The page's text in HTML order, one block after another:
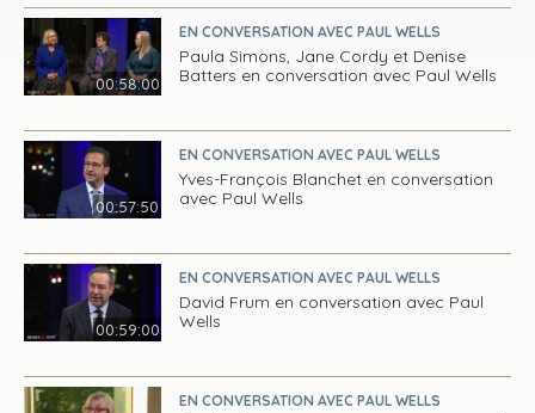
00:58:00
EN CONVERSATION AVEC PAUL WELLS
Paula Simons, Jane Cordy et Denise
Batters en conversation avec Paul Wells
00:57:50
EN CONVERSATION AVEC PAUL WELLS
Yves-François Blanchet en conversation
avec Paul Wells
00:59:00
EN CONVERSATION AVEC PAUL WELLS
David Frum en conversation avec Paul
Wells
EN CONVERSATION AVEC PAUL WELLS